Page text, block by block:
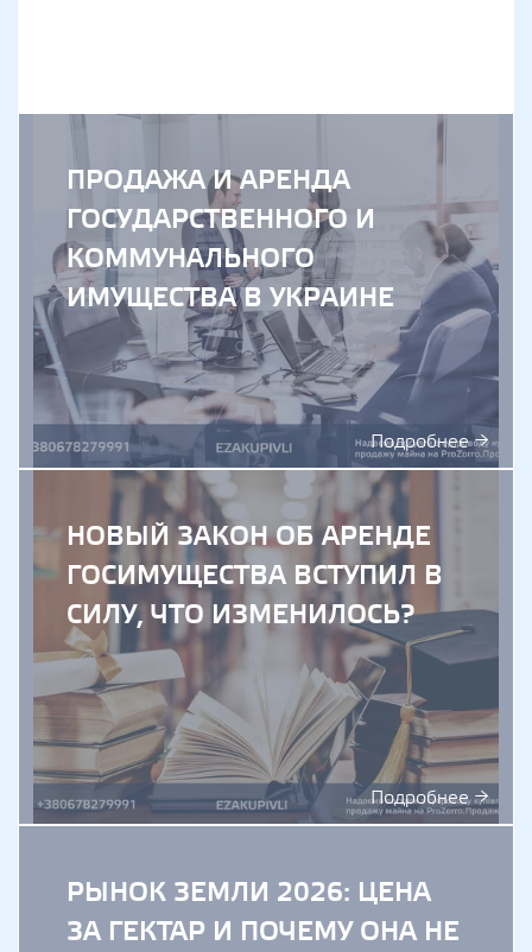
ПРОДАЖА И АРЕНДА
ГОСУДАРСТВЕННОГО И
КОММУНАЛЬНОГО
ИМУЩЕСТВА В УКРАИНЕ
Подробнее →
НОВЫЙ ЗАКОН ОБ АРЕНДЕ
ГОСИМУЩЕСТВА ВСТУПИЛ В
СИЛУ, ЧТО ИЗМЕНИЛОСЬ?
Подробнее →
РЫНОК ЗЕМЛИ 2026: ЦЕНА
ЗА ГЕКТАР И ПОЧЕМУ ОНА НЕ